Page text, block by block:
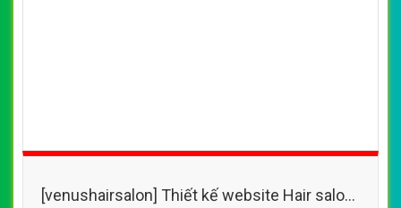
[venushairsalon] Thiết kế website Hair salon